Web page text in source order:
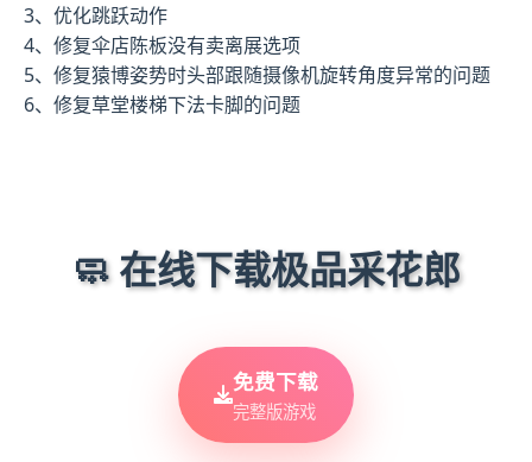
3、优化跳跃动作
4、修复伞店陈板没有卖离展选项
5、修复猿博姿势时头部跟随摄像机旋转角度异常的问题
6、修复草堂楼梯下法卡脚的问题
🧼 在线下载极品采花郎
免费下载
完整版游戏